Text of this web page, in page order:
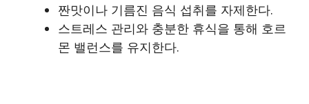
짠맛이나 기름진 음식 섭취를 자제한다.
스트레스 관리와 충분한 휴식을 통해 호르
몬 밸런스를 유지한다.